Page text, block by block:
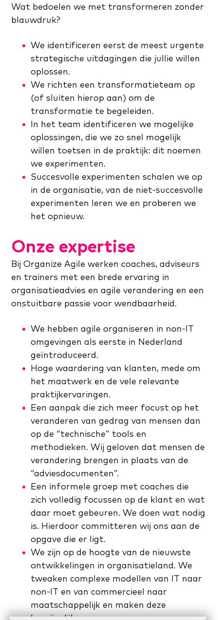
Wat bedoelen we met transformeren zonder
blauwdruk?
We identificeren eerst de meest urgente
strategische uitdagingen die jullie willen
oplossen.
We richten een transformatieteam op
(of sluiten hierop aan) om de
transformatie te begeleiden.
In het team identificeren we mogelijke
oplossingen, die we zo snel mogelijk
willen toetsen in de praktijk: dit noemen
we experimenten.
Succesvolle experimenten schalen we op
in de organisatie, van de niet-succesvolle
experimenten leren we en proberen we
het opnieuw.
Onze expertise
Bij Organize Agile werken coaches, adviseurs
en trainers met een brede ervaring in
organisatieadvies en agile verandering en een
onstuitbare passie voor wendbaarheid.
We hebben agile organiseren in non-IT
omgevingen als eerste in Nederland
geïntroduceerd.
Hoge waardering van klanten, mede om
het maatwerk en de vele relevante
praktijkervaringen.
Een aanpak die zich meer focust op het
veranderen van gedrag van mensen dan
op de “technische” tools en
methodieken. Wij geloven dat mensen de
verandering brengen in plaats van de
“adviesdocumenten”.
Een informele groep met coaches die
zich volledig focussen op de klant en wat
daar moet gebeuren. We doen wat nodig
is. Hierdoor committeren wij ons aan de
opgave die er ligt.
We zijn op de hoogte van de nieuwste
ontwikkelingen in organisatieland. We
tweaken complexe modellen van IT naar
non-IT en van commercieel naar
maatschappelijk en maken deze